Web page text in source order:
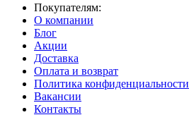
Покупателям:
О компании
Блог
Акции
Доставка
Оплата и возврат
Политика конфиденциальности
Вакансии
Контакты